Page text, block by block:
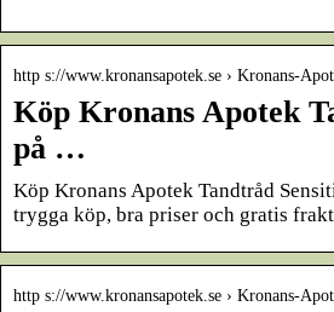
http s://www.kronansapotek.se › Kronans-
Köp Kronans Apotek
på …
Köp Kronans Apotek Tandtråd
trygga köp, bra priser och gratis
http s://www.kronansapotek.se › Kronans-